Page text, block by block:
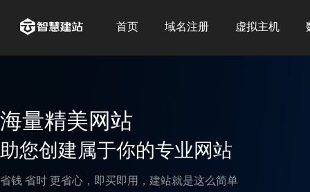
首页 域名注册 虚拟主机
海量精美网站
助您创建属于你的专业网站
省钱 省时 更省心，即买即用，建站就是这么简单